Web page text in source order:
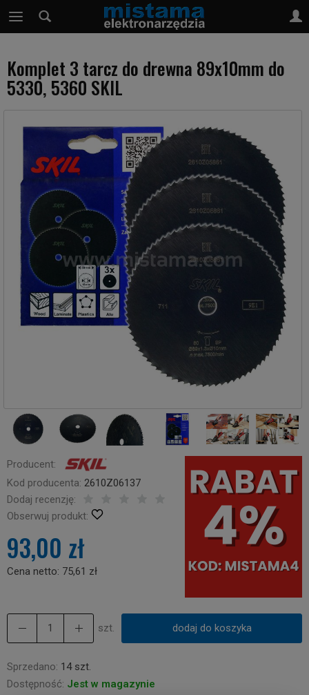
Komplet 3 tarcz do drewna 89x10mm do
5330, 5360 SKIL
Producent:
Kod producenta: 2610Z06137
Dodaj recenzję:
Obserwuj produkt:
93,00 zł
Cena netto: 75,61 zł
szt. dodaj do koszyka
Sprzedano: 14 szt.
Dostępność: Jest w magazynie